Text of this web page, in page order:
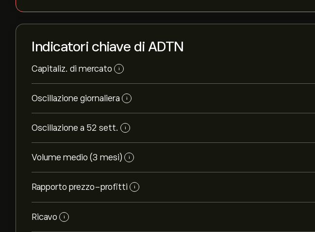
Indicatori chiave di ADTN
Capitaliz. di mercato i
Oscillazione giornaliera i
Oscillazione a 52 sett. i
Volume medio (3 mesi) i
Rapporto prezzo-profitti i
Ricavo i